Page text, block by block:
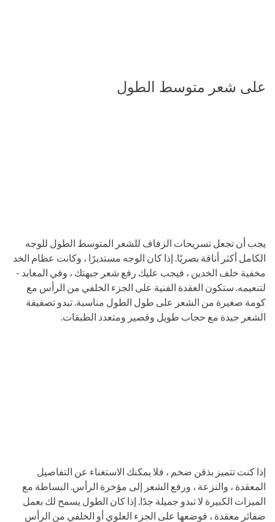
على شعر متوسط ​​الطول
يجب أن تجعل تسريحات الزفاف للشعر المتوسط ​​الطول للوجه
الكامل أكثر أناقة بصريًا. إذا كان الوجه مستديرًا ، وكانت عظام الخد
مخفية خلف الخدين ، فيجب عليك رفع شعر جبهتك ، وفي المعابد -
لتنعيمه. ستكون العقدة الفنية على الجزء الخلفي من الرأس مع
كومة صغيرة من الشعر على طول الطول مناسبة. تبدو تصفيفة
الشعر جيدة مع حجاب طويل وقصير ومتعدد الطبقات.
إذا كنت تتميز بذقن ضخم ، فلا يمكنك الاستغناء عن التفاصيل
المعقدة ، والنزعة ، ورفع الشعر إلى مؤخرة الرأس. البساطة مع
الميزات الكبيرة لا تبدو جميلة جدًا. إذا كان الطول يسمح لك بعمل
ضفائر معقدة ، فوضعها على الجزء العلوي أو الخلفي من الرأس